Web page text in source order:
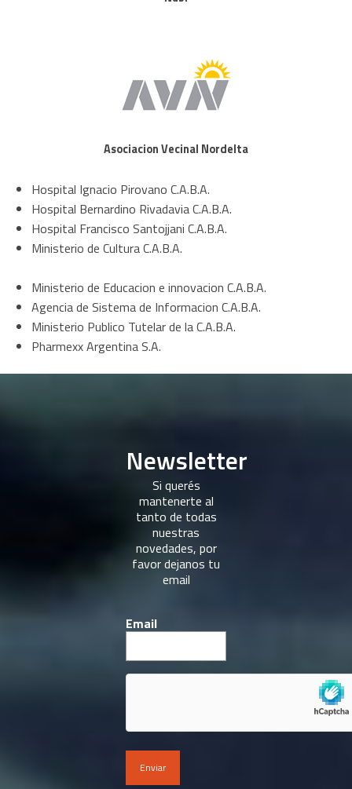
Asociacion Vecinal Nordelta
Hospital Ignacio Pirovano C.A.B.A.
Hospital Bernardino Rivadavia C.A.B.A.
Hospital Francisco Santojjani C.A.B.A.
Ministerio de Cultura C.A.B.A.
Ministerio de Educacion e innovacion C.A.B.A.
Agencia de Sistema de Informacion C.A.B.A.
Ministerio Publico Tutelar de la C.A.B.A.
Pharmexx Argentina S.A.
Newsletter
Si querés
mantenerte al
tanto de todas
nuestras
novedades, por
favor dejanos tu
email
Email